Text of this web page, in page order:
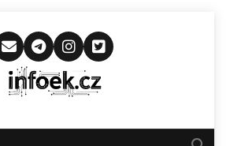
Infoek.cz
Novinkám